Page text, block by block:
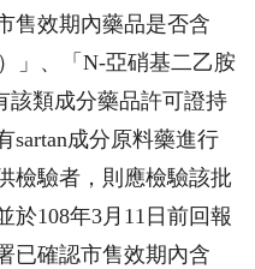
售效期內藥品是否含
」、「N-亞硝基二乙胺
該類成分藥品許可證持
sartan成分原料藥進行
檢驗者，則應檢驗該批
於108年3月11日前回報
已確認市售效期內含